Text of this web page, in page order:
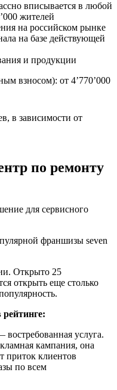
вписывается в любой
жителей
на российском рынке
на базе действующей
и продукции
взносом): от 4’770’000
в зависимости от
по ремонту
франшизы seven
Открыто 25
открыть еще столько
услуга.
кампания, она
приток клиентов
по всем